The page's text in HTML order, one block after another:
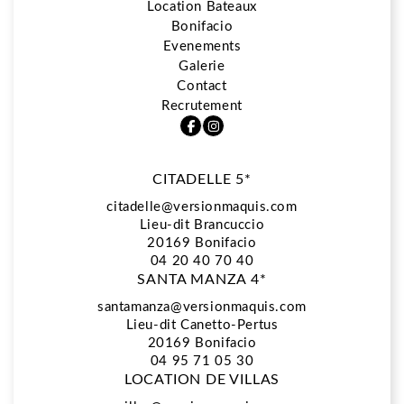
5*
Restaurant La Vista
Spa Biologique Recherche
Location Bateaux
Bonifacio
Location Bateaux
Bonifacio
Evenements
Galerie
Contact
Recrutement
CITADELLE 5*
citadelle@versionmaquis.com
Lieu-dit Brancuccio
20169 Bonifacio
04 20 40 70 40
SANTA MANZA 4*
santamanza@versionmaquis.com
Lieu-dit Canetto-Pertus
20169 Bonifacio
04 95 71 05 30
LOCATION DE VILLAS